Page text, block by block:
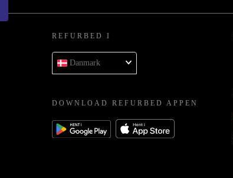
REFURBED I
Danmark
DOWNLOAD REFURBED APPEN